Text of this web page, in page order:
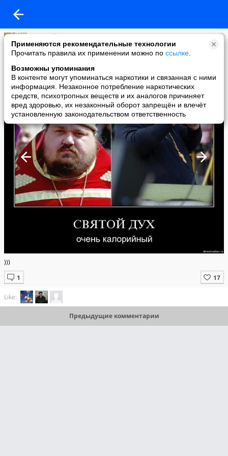
Применяются рекомендательные технологии
Прочитать правила их применении можно по ссылке
Возможны упоминания
В контенте могут упоминаться наркотики и связанная с ними
информация. Незаконное потребление наркотических
средств, психотропных веществ и их аналогов причиняет
вред здоровью, их незаконный оборот запрещён и влечёт
установленную законодательством ответственность
Алексей Разумов
added a photo
02 Oct в 21:39
)))
Like:
Предыдущие комментарии